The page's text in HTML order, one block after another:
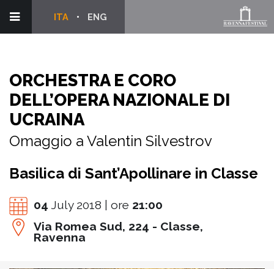
ENG
ITA
ORCHESTRA E CORO
DELL’OPERA NAZIONALE DI
UCRAINA
Omaggio a Valentin Silvestrov
Basilica di Sant’Apollinare in Classe
04 July 2018 | ore 21:00
Via Romea Sud, 224 - Classe,
Ravenna